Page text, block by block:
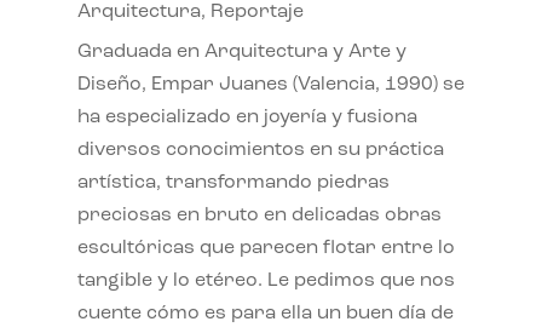
Arquitectura, Reportaje
Graduada en Arquitectura y Arte y
Diseño, Empar Juanes (Valencia, 1990) se
ha especializado en joyería y fusiona
diversos conocimientos en su práctica
artística, transformando piedras
preciosas en bruto en delicadas obras
escultóricas que parecen flotar entre lo
tangible y lo etéreo. Le pedimos que nos
cuente cómo es para ella un buen día de